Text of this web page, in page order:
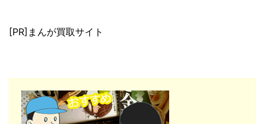
[PR]まんが買取サイト